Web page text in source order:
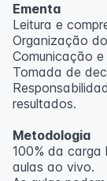
Ementa
Leitura e
Organização
Comunicação
Tomada de
resultados.
Metodologia
100% da carga
aulas ao vivo.